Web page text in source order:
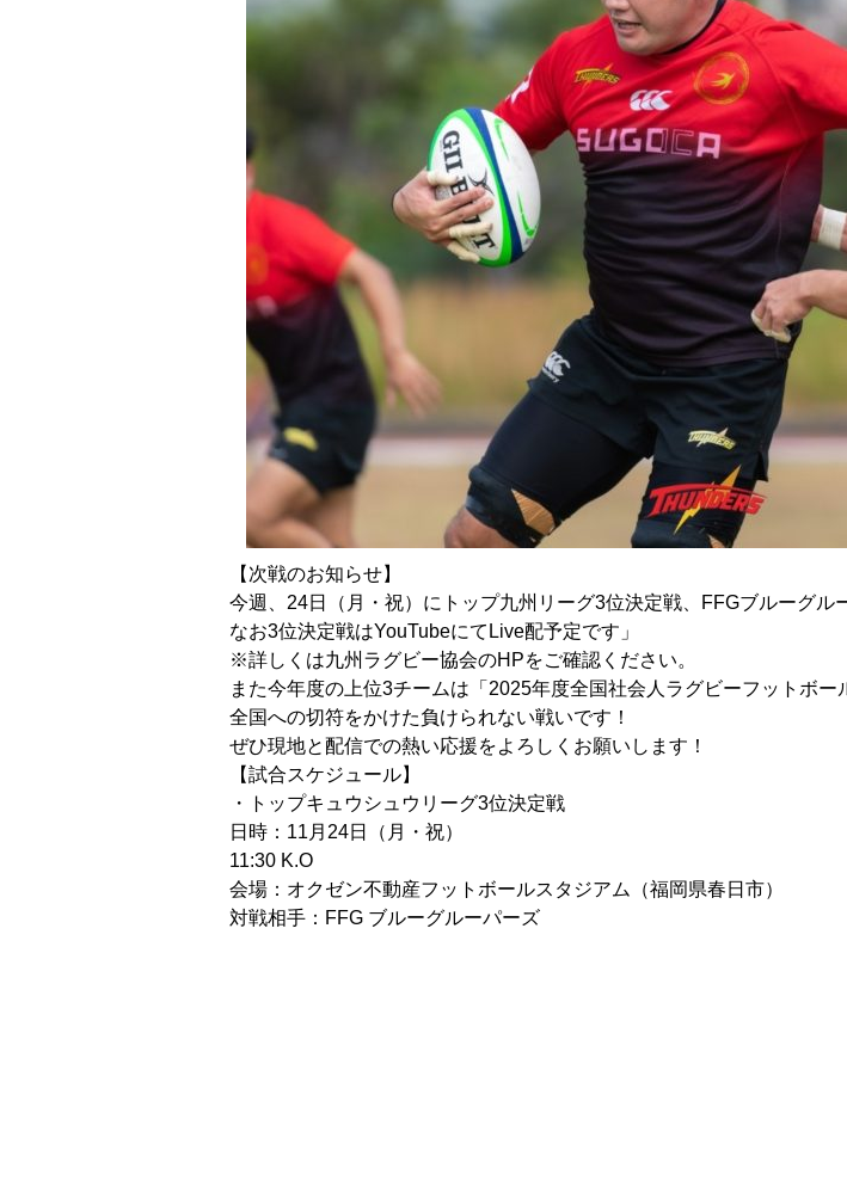
【次戦のお知らせ】
今週、24日（月・祝）にトップ九州リーグ3位決定戦、FFGブルーグル
なお3位決定戦はYouTubeにてLive配予定です」
※詳しくは九州ラグビー協会のHPをご確認ください。
また今年度の上位3チームは「2025年度全国社会人ラグビーフットボー
全国への切符をかけた負けられない戦いです！
ぜひ現地と配信での熱い応援をよろしくお願いします！
【試合スケジュール】
・トップキュウシュウリーグ3位決定戦
日時：11月24日（月・祝）
11:30 K.O
会場：オクゼン不動産フットボールスタジアム（福岡県春日市）
対戦相手：FFG ブルーグルーパーズ